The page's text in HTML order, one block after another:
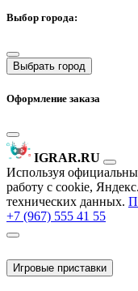
Выбор города:
Выбрать город
Оформление заказа
IGRAR.RU
Используя
работу с cookie,
технических данных.
+7 (967) 555 41 55
Игровые приставки